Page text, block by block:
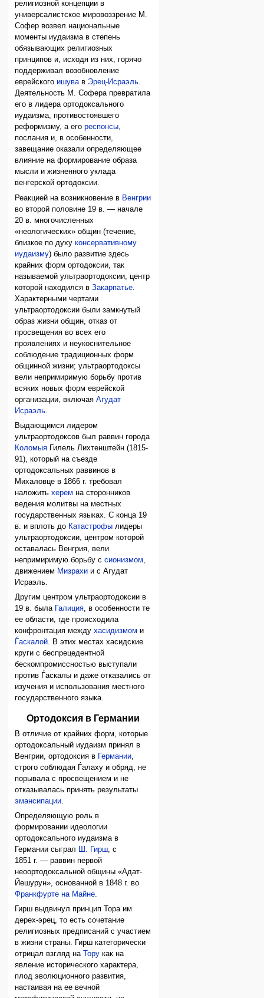
религиозной концепции в
универсалистское мировоззрение М.
Софер возвел национальные
моменты иудаизма в степень
обязывающих религиозных
принципов и, исходя из них, горячо
поддерживал возобновление
еврейскогоишував Эрец-Исраэль.
Деятельность М. Софера превратила
его в лидера ортодоксального
иудаизма, противостоявшего
реформизму, а егореспонсы,
послания и, в особенности,
завещание оказали определяющее
влияние на формирование образа
мысли и жизненного уклада
венгерской ортодоксии.
Реакцией на возникновение в Венгрии
во второй половине 19 в. — начале
20 в. многочисленных
«неологических» общин (течение,
близкое по духуконсервативному
иудаизму) было развитие здесь
крайних форм ортодоксии, так
называемой ультраортодоксии, центр
которой находился вЗакарпатье
Характерными чертами
ультраортодоксии были замкнутый
образ жизни общин, отказ от
просвещения во всех его
проявлениях и неукоснительное
соблюдение традиционных форм
общинной жизни; ультраортодоксы
вели непримиримую борьбу против
всяких новых форм еврейской
организации, включаяАгудат
Исраэль
Выдающимся лидером
ультраортодоксов был раввин города
Коломыя Гилель Лихтенштейн (1815-
91), который на съезде
ортодоксальных раввинов в
Михаловце в 1866 г. требовал
наложитьхерем на сторонников
ведения молитвы на местных
государственных языках. С конца 19
в. и вплоть до Катастрофы лидеры
ультраортодоксии, центром которой
оставалась Венгрия, вели
непримиримую борьбу ссионизмом,
движением Мизрахи и с Агудат
Исраэль.
Другим центром ультраортодоксии в
19 в. была
Галиция, в особенности те
ее области, где происходила
конфронтация междухасидизмом и
Ѓаскалой. В этих местах хасидские
круги с беспрецедентной
бескомпромиссностью выступали
против Ѓаскалы и даже отказались от
изучения и использования местного
государственного языка.
Ортодоксия в Германии
В отличие от крайних форм, которые
ортодоксальный иудаизм принял в
Венгрии, ортодоксия в Германии
строго соблюдая Ѓалаху и обряд, не
порывала с просвещением и не
отказывалась принять результаты
эмансипации
Определяющую роль в
формировании идеологии
ортодоксального иудаизма в
Германии сыграл Ш. Гирш, с
1851 г. — раввин первой
неоортодоксальной общины «Адат-
Йешурун», основанной в 1848 г. во
Франкфурте на Майне.
Гирш выдвинул принцип Тора им
дерех-эрец, то есть сочетание
религиозных предписаний с участием
в жизни страны. Гирш категорически
отрицал взгляд на
Тору как на
явление исторического характера,
плод эволюционного развития,
настаивая на ее вечной